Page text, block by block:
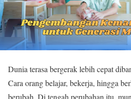
Dunia terasa bergerak lebih cepat
Cara orang belajar, bekerja, hingga
berubah. Di tengah perubahan itu,